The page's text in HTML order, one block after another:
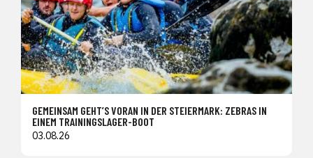
GEMEINSAM GEHT’S VORAN IN DER STEIERMARK: ZEBRAS IN
EINEM TRAININGSLAGER-BOOT
03.08.26